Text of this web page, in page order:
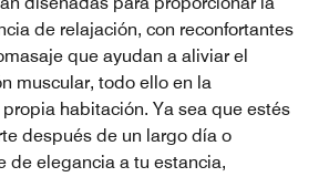
de relajación, con reconfortantes
que ayudan a aliviar el
muscular, todo ello en la
habitación. Ya sea que estés
después de un largo día o
de elegancia a tu estancia,